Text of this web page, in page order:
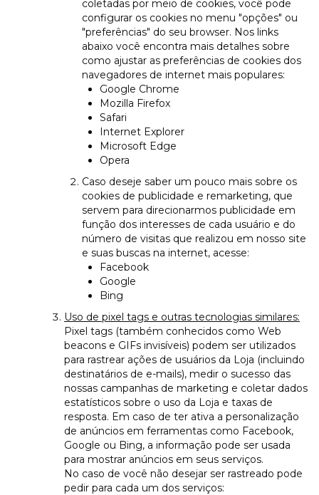
coletadas por meio de cookies, você pode
configurar os cookies no menu "opções" ou
"preferências" do seu browser. Nos links
abaixo você encontra mais detalhes sobre
como ajustar as preferências de cookies dos
navegadores de internet mais populares:
Google Chrome
Mozilla Firefox
Safari
Internet Explorer
Microsoft Edge
Opera
Caso deseje saber um pouco mais sobre os
cookies de publicidade e remarketing, que
servem para direcionarmos publicidade em
função dos interesses de cada usuário e do
número de visitas que realizou em nosso site
e suas buscas na internet, acesse:
Facebook
Google
Bing
Uso de pixel tags e outras tecnologias similares:
Pixel tags (também conhecidos como Web
beacons e GIFs invisíveis) podem ser utilizados
para rastrear ações de usuários da Loja (incluindo
destinatários de e-mails), medir o sucesso das
nossas campanhas de marketing e coletar dados
estatísticos sobre o uso da Loja e taxas de
resposta. Em caso de ter ativa a personalização
de anúncios em ferramentas como Facebook,
Google ou Bing, a informação pode ser usada
para mostrar anúncios em seus serviços.
No caso de você não desejar ser rastreado pode
pedir para cada um dos serviços: